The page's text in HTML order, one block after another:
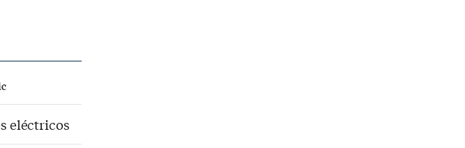
eléctricos